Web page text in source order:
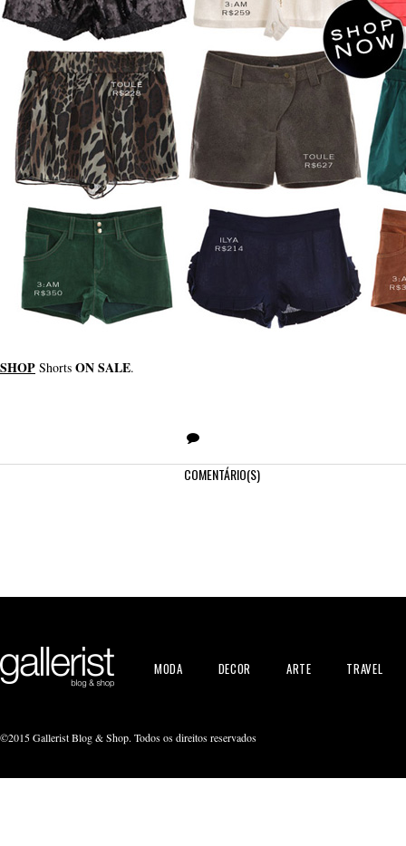
SHOP Shorts ON SALE.
COMENTÁRIO(S)
MODA DECOR ARTE TRAVEL
©2015 Gallerist Blog & Shop. Todos os direitos reservados